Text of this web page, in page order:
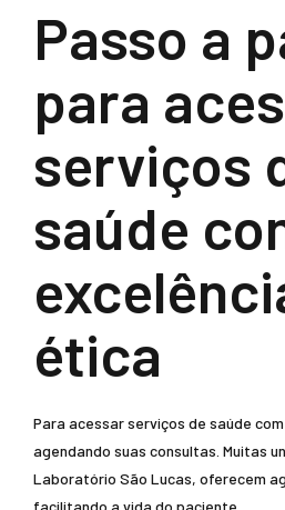
Passo a
para
serviços
saúde
ética
Para acessar serviços de saúde
agendando suas consultas. Muitas
Laboratório São Lucas, oferecem
facilitando a vida do paciente.